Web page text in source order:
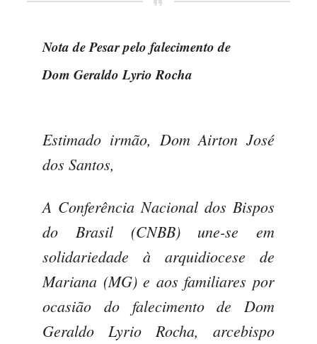
Nota de Pesar pelo falecimento de
Dom Geraldo Lyrio Rocha
Estimado irmão, Dom Airton José
dos Santos,
A Conferência Nacional dos Bispos
do Brasil (CNBB) une-se em
solidariedade à arquidiocese de
Mariana (MG) e aos familiares por
ocasião do falecimento de Dom
Geraldo Lyrio Rocha, arcebispo